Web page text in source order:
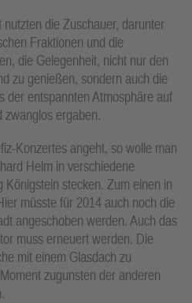
die Zuschauer, darunter
Fraktionen und die
die Gelegenheit, nicht nur den
zu genießen, sondern auch die
der entspannten Atmosphäre auf
zwanglos ergaben.
Konzertes angeht, so wolle man
Helm in verschiedene
stecken. Zum einen in
müsste für 2014 auch noch die
angeschoben werden. Auch das
muss erneuert werden. Die
mit einem Glasdach zu
zugunsten der anderen